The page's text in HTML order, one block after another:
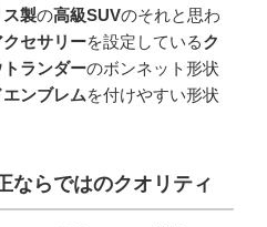
ス製の高級SUVのそれと思わ
クセサリーを設定しているク
トランダーのボンネット形状
ンブレムを付けやすい形状
ならではのクオリティ